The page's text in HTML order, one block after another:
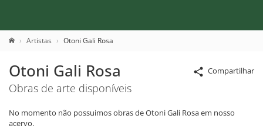
Artistas Otoni Gali Rosa
Compartilhar
Otoni Gali Rosa
Obras de arte disponíveis
No momento não possuimos obras de Otoni Gali Rosa em nosso
acervo.